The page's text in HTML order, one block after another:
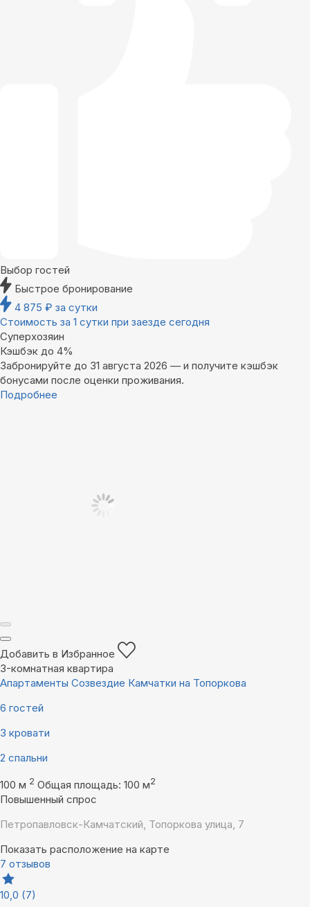
Выбор гостей
Быстрое бронирование
4 875 ₽ за сутки
Стоимость за 1 сутки при заезде сегодня
Суперхозяин
Кэшбэк до 4%
Забронируйте до 31 августа 2026 — и получите кэшбэк
бонусами после оценки проживания.
Подробнее
Добавить в Избранное
3-комнатная квартира
Апартаменты Созвездие Камчатки на Топоркова
6 гостей
3 кровати
2 спальни
100 м 2 Общая площадь: 100 м2
Повышенный спрос
Петропавловск-Камчатский, Топоркова улица, 7
Показать расположение на карте
7 отзывов
10,0 (7)